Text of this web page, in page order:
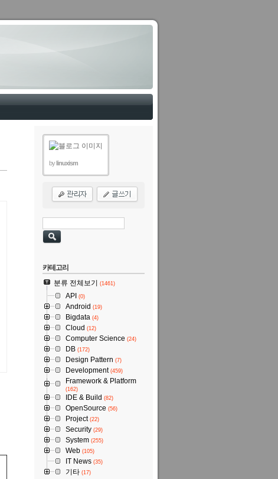
bylinuxism
카테고리
분류 전체보기
(1461)
API (0)
Android (19)
Bigdata (4)
Cloud (12)
Computer Science (24)
DB (172)
Design Pattern (7)
Development(459)
Framework & Platform
(162)
IDE & Build (82)
OpenSource (56)
Project(22)
Security (29)
System (255)
Web (105)
IT News (35)
기타 (17)